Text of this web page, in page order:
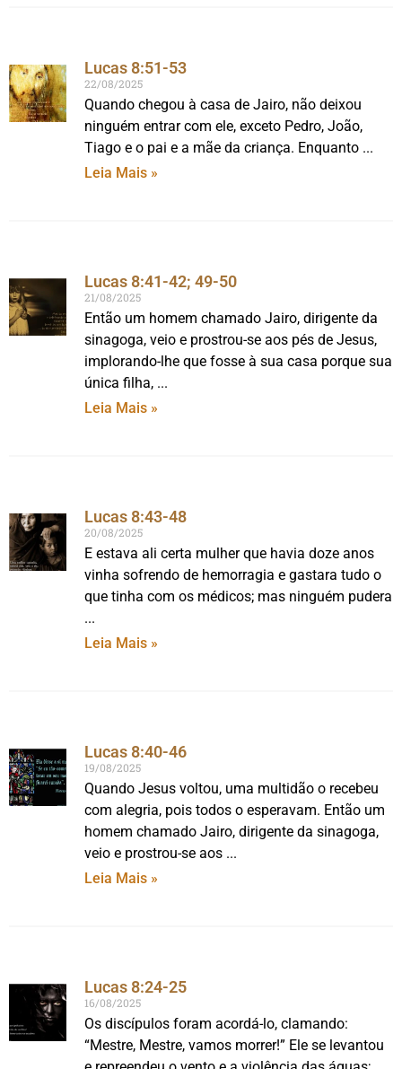
Lucas 8:51-53
22/08/2025
Quando chegou à casa de Jairo, não deixou
ninguém entrar com ele, exceto Pedro, João,
Tiago e o pai e a mãe da criança. Enquanto
Leia Mais »
Lucas 8:41-42; 49-50
21/08/2025
Então um homem chamado Jairo, dirigente da
sinagoga, veio e prostrou-se aos pés de Jesus,
implorando-lhe que fosse à sua casa porque sua
única filha,
Leia Mais »
Lucas 8:43-48
20/08/2025
E estava ali certa mulher que havia doze anos
vinha sofrendo de hemorragia e gastara tudo o
que tinha com os médicos; mas ninguém pudera
Leia Mais »
Lucas 8:40-46
19/08/2025
Quando Jesus voltou, uma multidão o recebeu
com alegria, pois todos o esperavam. Então um
homem chamado Jairo, dirigente da sinagoga,
veio e prostrou-se aos
Leia Mais »
Lucas 8:24-25
16/08/2025
Os discípulos foram acordá-lo, clamando:
“Mestre, Mestre, vamos morrer!” Ele se levantou